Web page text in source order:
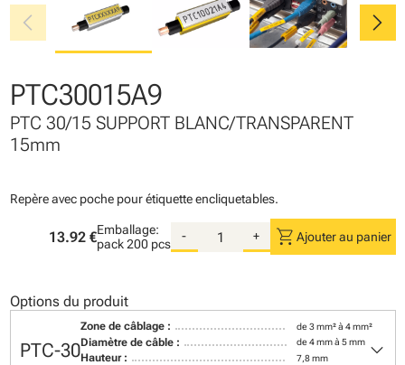
chevron_left chevron_right
PTC30015A9
PTC 30/15 SUPPORT BLANC/TRANSPARENT
15mm
Repère avec poche pour étiquette encliquetables.
13.92 €Emballage:
pack200 pcs
- + shopping_cart Ajouter au panier
Options du produit
PTC-30
Zone de câblage : de 3 mm² à 4 mm²
Diamètre de câble : de 4 mm à 5 mm
Hauteur : 7,8 mm keyboard_arrow_down